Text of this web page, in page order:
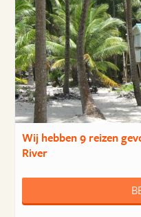
Wij hebben9 reizen
River